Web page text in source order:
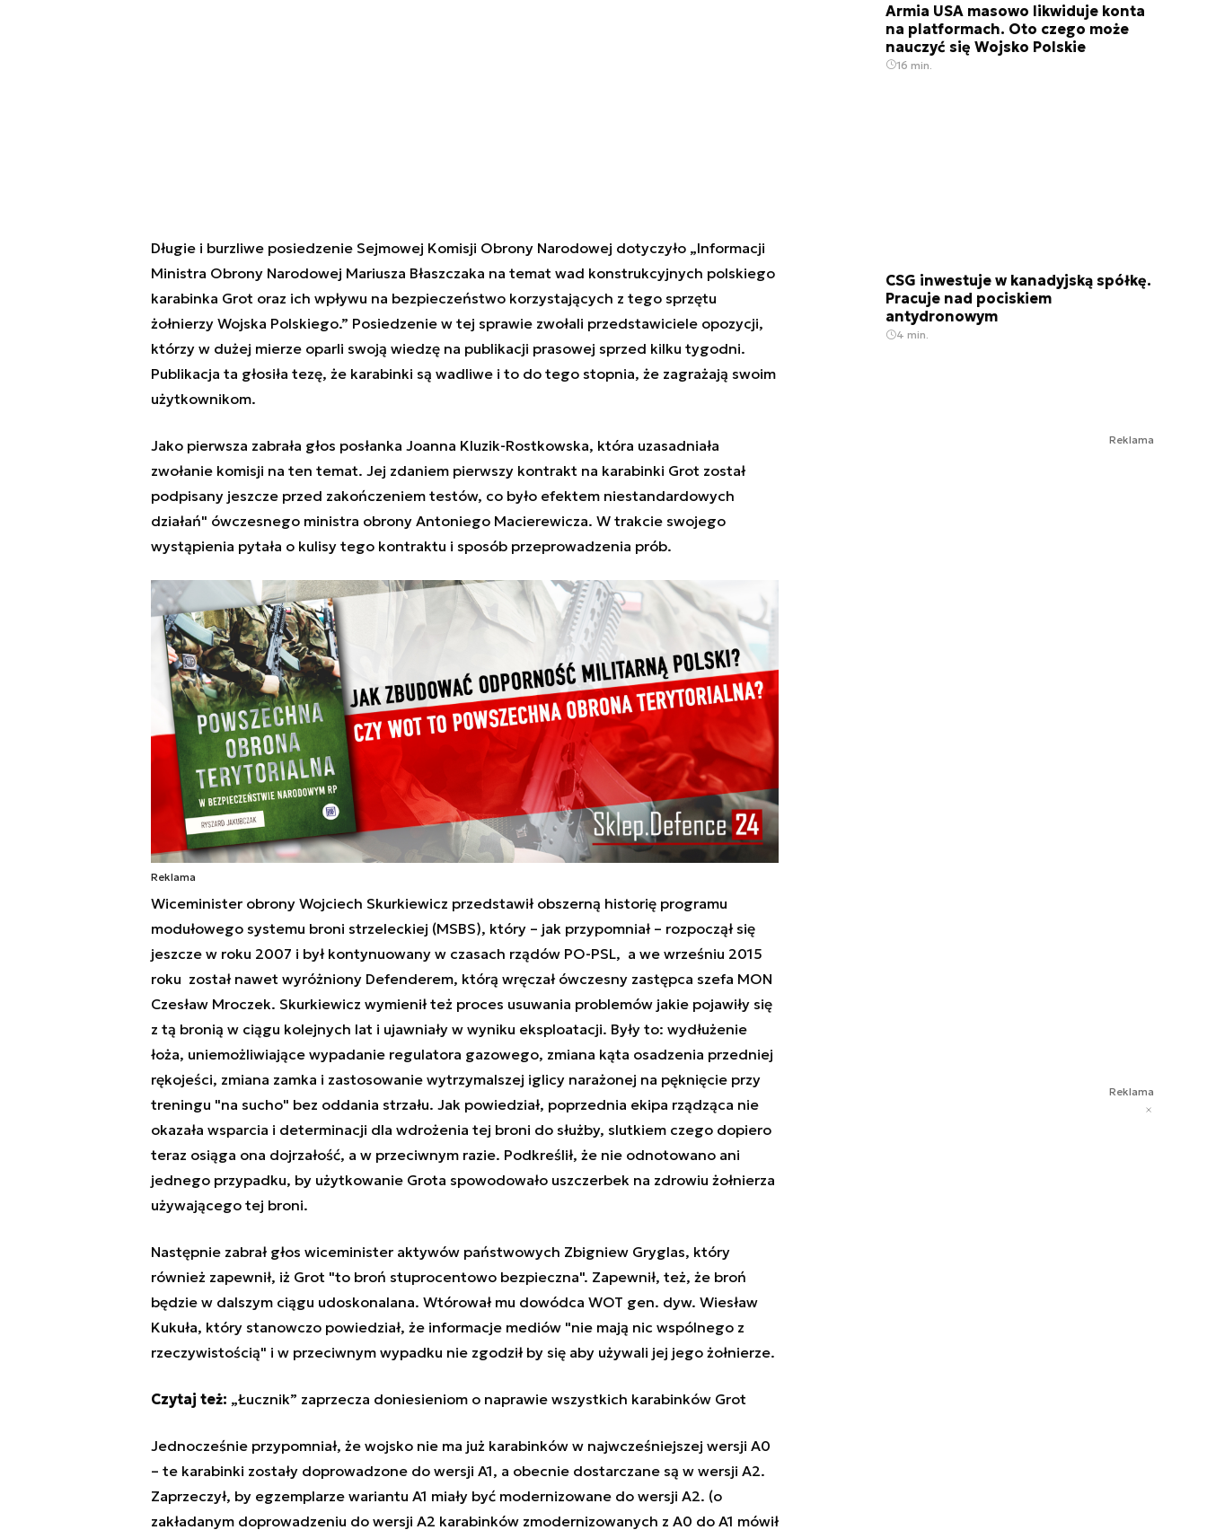
Długie i burzliwe posiedzenie Sejmowej Komisji Obrony Narodowej dotyczyło „Informacji
Ministra Obrony Narodowej Mariusza Błaszczaka na temat wad konstrukcyjnych polskiego
karabinka Grot oraz ich wpływu na bezpieczeństwo korzystających z tego sprzętu
żołnierzy Wojska Polskiego.” Posiedzenie w tej sprawie zwołali przedstawiciele opozycji,
którzy w dużej mierze oparli swoją wiedzę na publikacji prasowej sprzed kilku tygodni.
Publikacja ta głosiła tezę, że karabinki są wadliwe i to do tego stopnia, że zagrażają swoim
użytkownikom.
Jako pierwsza zabrała głos posłanka Joanna Kluzik-Rostkowska, która uzasadniała
zwołanie komisji na ten temat. Jej zdaniem pierwszy kontrakt na karabinki Grot został
podpisany jeszcze przed zakończeniem testów, co było efektem niestandardowych
działań" ówczesnego ministra obrony Antoniego Macierewicza. W trakcie swojego
wystąpienia pytała o kulisy tego kontraktu i sposób przeprowadzenia prób.
Reklama
Wiceminister obrony Wojciech Skurkiewicz przedstawił obszerną historię programu
modułowego systemu broni strzeleckiej (MSBS), który – jak przypomniał – rozpoczął się
jeszcze w roku 2007 i był kontynuowany w czasach rządów PO-PSL, a we wrześniu 2015
roku został nawet wyróżniony Defenderem, którą wręczał ówczesny zastępca szefa MON
Czesław Mroczek. Skurkiewicz wymienił też proces usuwania problemów jakie pojawiły się
z tą bronią w ciągu kolejnych lat i ujawniały w wyniku eksploatacji. Były to: wydłużenie
łoża, uniemożliwiające wypadanie regulatora gazowego, zmiana kąta osadzenia przedniej
rękojeści, zmiana zamka i zastosowanie wytrzymalszej iglicy narażonej na pęknięcie przy
treningu "na sucho" bez oddania strzału. Jak powiedział, poprzednia ekipa rządząca nie
okazała wsparcia i determinacji dla wdrożenia tej broni do służby, slutkiem czego dopiero
teraz osiąga ona dojrzałość, a w przeciwnym razie. Podkreślił, że nie odnotowano ani
jednego przypadku, by użytkowanie Grota spowodowało uszczerbek na zdrowiu żołnierza
używającego tej broni.
Następnie zabrał głos wiceminister aktywów państwowych Zbigniew Gryglas, który
również zapewnił, iż Grot "to broń stuprocentowo bezpieczna". Zapewnił, też, że broń
będzie w dalszym ciągu udoskonalana. Wtórował mu dowódca WOT gen. dyw. Wiesław
Kukuła, który stanowczo powiedział, że informacje mediów "nie mają nic wspólnego z
rzeczywistością" i w przeciwnym wypadku nie zgodził by się aby używali jej jego żołnierze.
Czytaj też: „Łucznik” zaprzecza doniesieniom o naprawie wszystkich karabinków Grot
Jednocześnie przypomniał, że wojsko nie ma już karabinków w najwcześniejszej wersji A0
– te karabinki zostały doprowadzone do wersji A1, a obecnie dostarczane są w wersji A2.
Zaprzeczył, by egzemplarze wariantu A1 miały być modernizowane do wersji A2. (o
zakładanym doprowadzeniu do wersji A2 karabinków zmodernizowanych z A0 do A1 mówił
Armia USA masowo likwiduje konta
na platformach. Oto czego może
nauczyć się Wojsko Polskie
16 min.
CSG inwestuje w kanadyjską spółkę.
Pracuje nad pociskiem
antydronowym
4 min.
Reklama
Reklama